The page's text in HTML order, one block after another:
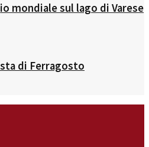
mondiale sul lago di Varese
di Ferragosto